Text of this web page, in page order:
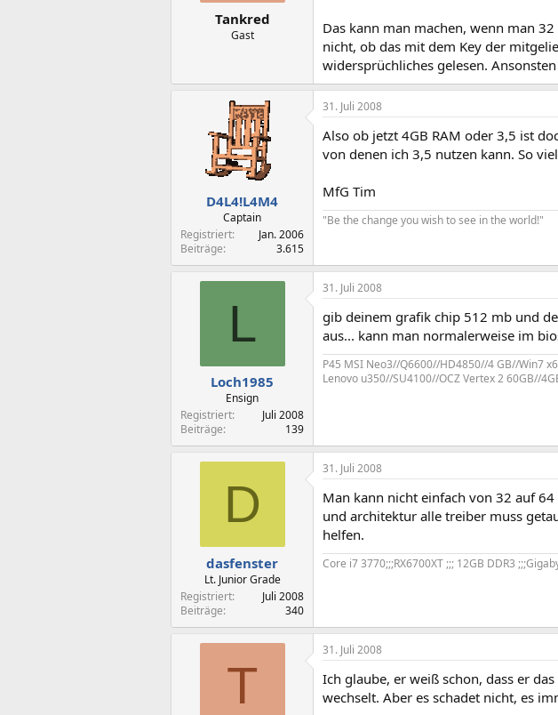
Tankred
Gast
Das kann man machen, wenn man
nicht, ob das mit dem Key der
widersprüchliches gelesen.
D4L4!L4M4
Captain
Registriert
Jan. 2006
Beiträge
3.615
31. Juli 2008
Also ob jetzt 4GB RAM oder 3,5 ist
von denen ich 3,5 nutzen kann. So
MfG Tim
"Be the change you wish to see in the world!"
L
Loch1985
Ensign
Registriert
Juli 2008
Beiträge
139
31. Juli 2008
gib deinem grafik chip 512 mb und
aus... kann man normalerweise im
P45 MSI Neo3//Q6600//HD4850//4 GB//Win7
Lenovo u350//SU4100//OCZ Vertex 2 60GB//
D
dasfenster
Lt. Junior Grade
Registriert
Juli 2008
Beiträge
340
31. Juli 2008
Man kann nicht einfach von 32 auf
und architektur alle treiber muss
helfen.
Core i7 3770;;;RX6700XT ;;; 12GB DDR3
T
31. Juli 2008
Ich glaube, er weiß schon, dass er
wechselt. Aber es schadet nicht, es